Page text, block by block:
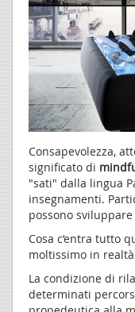
Consapevolezza,
significato di
"sati" dalla lingua
insegnamenti.
possono
Cosa c’entra tutto
moltissimo in
La condizione di
determinati